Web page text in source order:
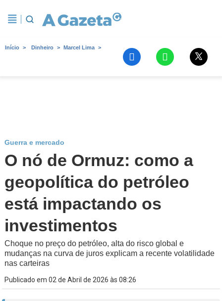
Início Dinheiro Marcel Lima
Guerra e mercado
O nó de Ormuz: como a
geopolítica do petróleo
está impactando os
investimentos
Choque no preço do petróleo, alta do risco global e
mudanças na curva de juros explicam a recente volatilidade
nas carteiras
Publicado em 02 de Abril de 2026 às 08:26